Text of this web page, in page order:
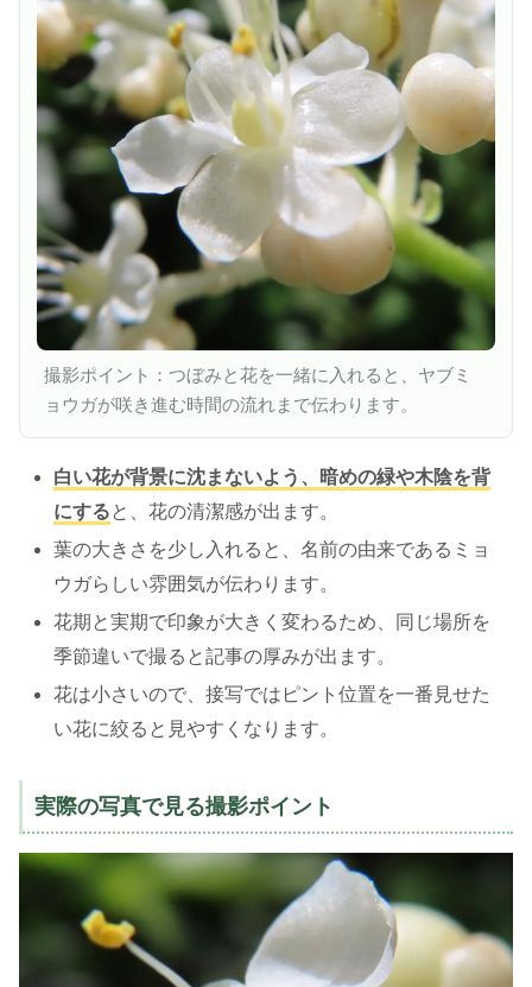
撮影ポイント：つぼみと花を一緒に入れると、ヤブミ
ョウガが咲き進む時間の流れまで伝わります。
白い花が背景に沈まないよう、暗めの緑や木陰を背
にすると、花の清潔感が出ます。
葉の大きさを少し入れると、名前の由来であるミョ
ウガらしい雰囲気が伝わります。
花期と実期で印象が大きく変わるため、同じ場所を
季節違いで撮ると記事の厚みが出ます。
花は小さいので、接写ではピント位置を一番見せた
い花に絞ると見やすくなります。
実際の写真で見る撮影ポイント